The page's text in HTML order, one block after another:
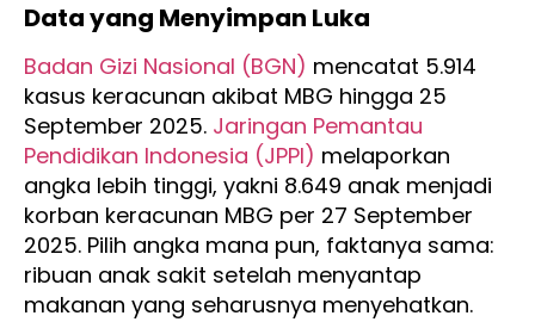
Data yang Menyimpan Luka
Badan Gizi Nasional (BGN) mencatat 5.914
kasus keracunan akibat MBG hingga 25
September 2025. Jaringan Pemantau
Pendidikan Indonesia (JPPI) melaporkan
angka lebih tinggi, yakni 8.649 anak menjadi
korban keracunan MBG per 27 September
2025. Pilih angka mana pun, faktanya sama:
ribuan anak sakit setelah menyantap
makanan yang seharusnya menyehatkan.